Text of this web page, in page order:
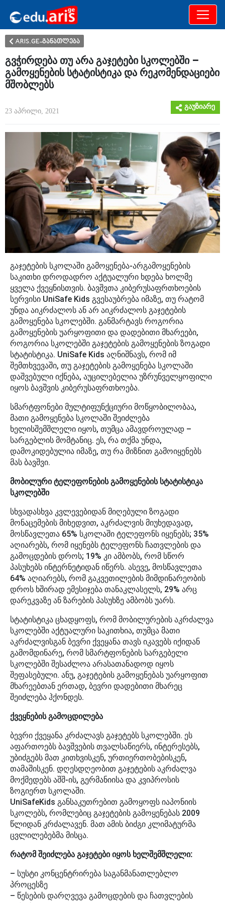
განათლება
ARIS.GE-განათლება
გვჭირდება თუ არა გაჯეტები სკოლებში –
გამოყენების სტატისტიკა და რეკომენდაციები
მშობლებს
23 აპრილი, 2021
გაუზიარე
გაჯეტების სკოლაში გამოყენება-არგამოყენების
საკითხი დროდადრო აქტუალური ხდება ხოლმე
ყველა ქვეყნისთვის. ბავშვთა კიბერუსაფრთხოების
სერვისი UniSafe Kids გვესაუბრება იმაზე, თუ რატომ
უნდა აიკრძალოს ან არ აიკრძალოს გაჯეტების
გამოყენება სკოლებში. განმარტავს როგორია
გამოყენების უარყოფითი და დადებითი მხარეები,
როგორია სკოლებში გაჯეტების გამოყენების ზოგადი
სტატისტიკა. UniSafe Kids აღნიშნავს, რომ იმ
შემთხვევაში, თუ გაჯეტების გამოყენება სკოლაში
დაშვებული იქნება, აუცილებელია უზრუნველყოფილი
იყოს ბავშვის კიბერუსაფრთხოება.
სმარტფონები მულტიფუნქციური მოწყობილობაა,
მათი გამოყენება სკოლაში შეიძლება
ხელისშემშლელი იყოს, თუმცა ამავდროულად –
სარგებლის მომტანიც. ეს, რა თქმა უნდა,
დამოკიდებულია იმაზე, თუ რა მიზნით გამოიყენებს
მას ბავშვი.
მობილური ტელეფონების გამოყენების სტატისტიკა
სკოლებში
სხვადასხვა კვლევებიდან მიღებული ზოგადი
მონაცემების მიხედვით, აკრძალვის მიუხედავად,
მოსწავლეთა 65% სკოლაში ტელეფონს იყენებს; 35%
აღიარებს, რომ იყენებს ტელეფონს ჩათვლების და
გამოცდების დროს; 19% კი ამბობს, რომ სწორ
პასუხებს ინტერნეტიდან იწერს. ასევე, მოსწავლეთა
64% აღიარებს, რომ გაკვეთილების მიმდინარეობის
დროს ხშირად ემესიჯება თანაკლასელს, 29% არც
დარეკვაზე ან ზარების პასუხზე ამბობს უარს.
სტატისტიკა ცხადყოფს, რომ მობილურების აკრძალვა
სკოლებში აქტუალური საკითხია, თუმცა მათი
აკრძალვისგან ბევრი ქვეყანა თავს იკავებს იქიდან
გამომდინარე, რომ სმარტფონების სარგებელი
სკოლებში შესაძლოა არასათანადოდ იყოს
შეფასებული. ანუ, გაჯეტების გამოყენებას უარყოფით
მხარეებთან ერთად, ბევრი დადებითი მხარეც
შეიძლება ჰქონდეს.
ქვეყნების გამოცდილება
ბევრი ქვეყანა კრძალავს გაჯეტებს სკოლებში. ეს
აფართოებს ბავშვების თვალსაწიერს, ინტერესებს,
უბიძგებს მათ კითხვისკენ, ურთიერთობებისკენ,
თამაშისკენ. დღესდღეობით გაჯეტების აკრძალვა
მოქმედებს აშშ-ის, გერმანიისა და კვიპროსის
ზოგიერთ სკოლაში.
UniSafeKids განსაკუთრებით გამოყოფს იაპონიის
სკოლებს, რომლებიც გაჯეტების გამოყენებას 2009
წლიდან კრძალავენ. მათ ამის ბიძგი კლიმატურმა
ცვლილებებმა მისცა.
რატომ შეიძლება გაჯეტები იყოს ხელშემშლელი:
– სუსტი კონცენტრირება საგანმანათლებლო
პროცესზე
– წესების დარღვევა გამოცდების და ჩათვლების